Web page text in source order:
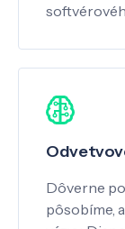
Dôverne
pôsobíme,